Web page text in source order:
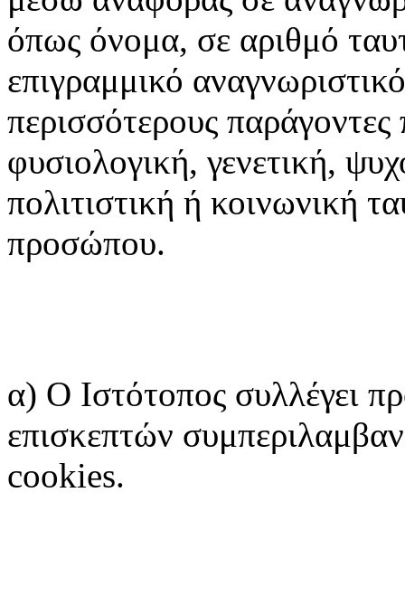
όπως όνομα, σε αριθμό
επιγραμμικό
περισσότερους
φυσιολογική, γενετική,
πολιτιστική ή κοινωνική
προσώπου.
α) Ο Ιστότοπος συλλέγει
επισκεπτών
cookies.